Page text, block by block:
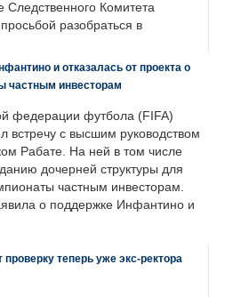
Следственного Комитета
разобраться в
и отказалась от проекта о
частным инвесторам
федерации футбола (FIFA)
с высшим руководством
Рабате. На ней в том числе
дочерней структуры для
частным инвесторам.
о поддержке Инфантино и
теперь уже экс-ректора